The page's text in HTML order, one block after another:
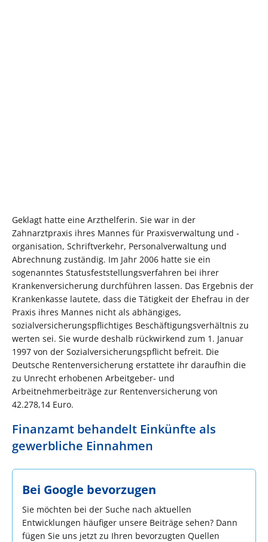
Geklagt hatte eine Arzthelferin. Sie war in der
Zahnarztpraxis ihres Mannes für Praxisverwaltung und -
organisation, Schriftverkehr, Personalverwaltung und
Abrechnung zuständig. Im Jahr 2006 hatte sie ein
sogenanntes Statusfeststellungsverfahren bei ihrer
Krankenversicherung durchführen lassen. Das Ergebnis der
Krankenkasse lautete, dass die Tätigkeit der Ehefrau in der
Praxis ihres Mannes nicht als abhängiges,
sozialversicherungspflichtiges Beschäftigungsverhältnis zu
werten sei. Sie wurde deshalb rückwirkend zum 1. Januar
1997 von der Sozialversicherungspflicht befreit. Die
Deutsche Rentenversicherung erstattete ihr daraufhin die
zu Unrecht erhobenen Arbeitgeber- und
Arbeitnehmerbeiträge zur Rentenversicherung von
42.278,14 Euro.
Finanzamt behandelt Einkünfte als
gewerbliche Einnahmen
Bei Google bevorzugen
Sie möchten bei der Suche nach aktuellen
Entwicklungen häufiger unsere Beiträge sehen? Dann
fügen Sie uns jetzt zu Ihren bevorzugten Quellen